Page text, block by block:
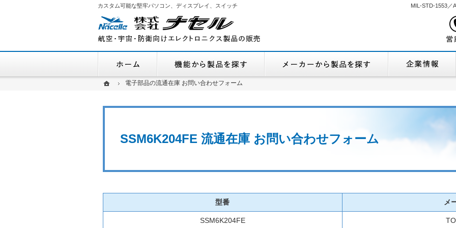
ホーム電子部品の流通在庫 お問い合わせフォーム
SSM6K204FE 流通在庫 お問い合わせフォーム
MIL-STD-1553／
カスタム可能な堅牢パソコン、ディスプレイ、スイッチ
型番 メ
SSM6K204FE
ホーム電子部品の流通在庫 お問い合わせフォーム